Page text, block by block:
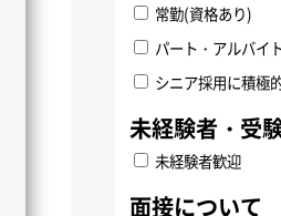
常勤(資格あり)
パート・アルバイ
シニア採用に積極
未経験者歓迎